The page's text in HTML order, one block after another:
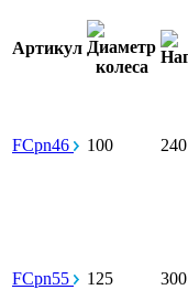
Артикул
FCpn46 100 240
FCpn55 125 300